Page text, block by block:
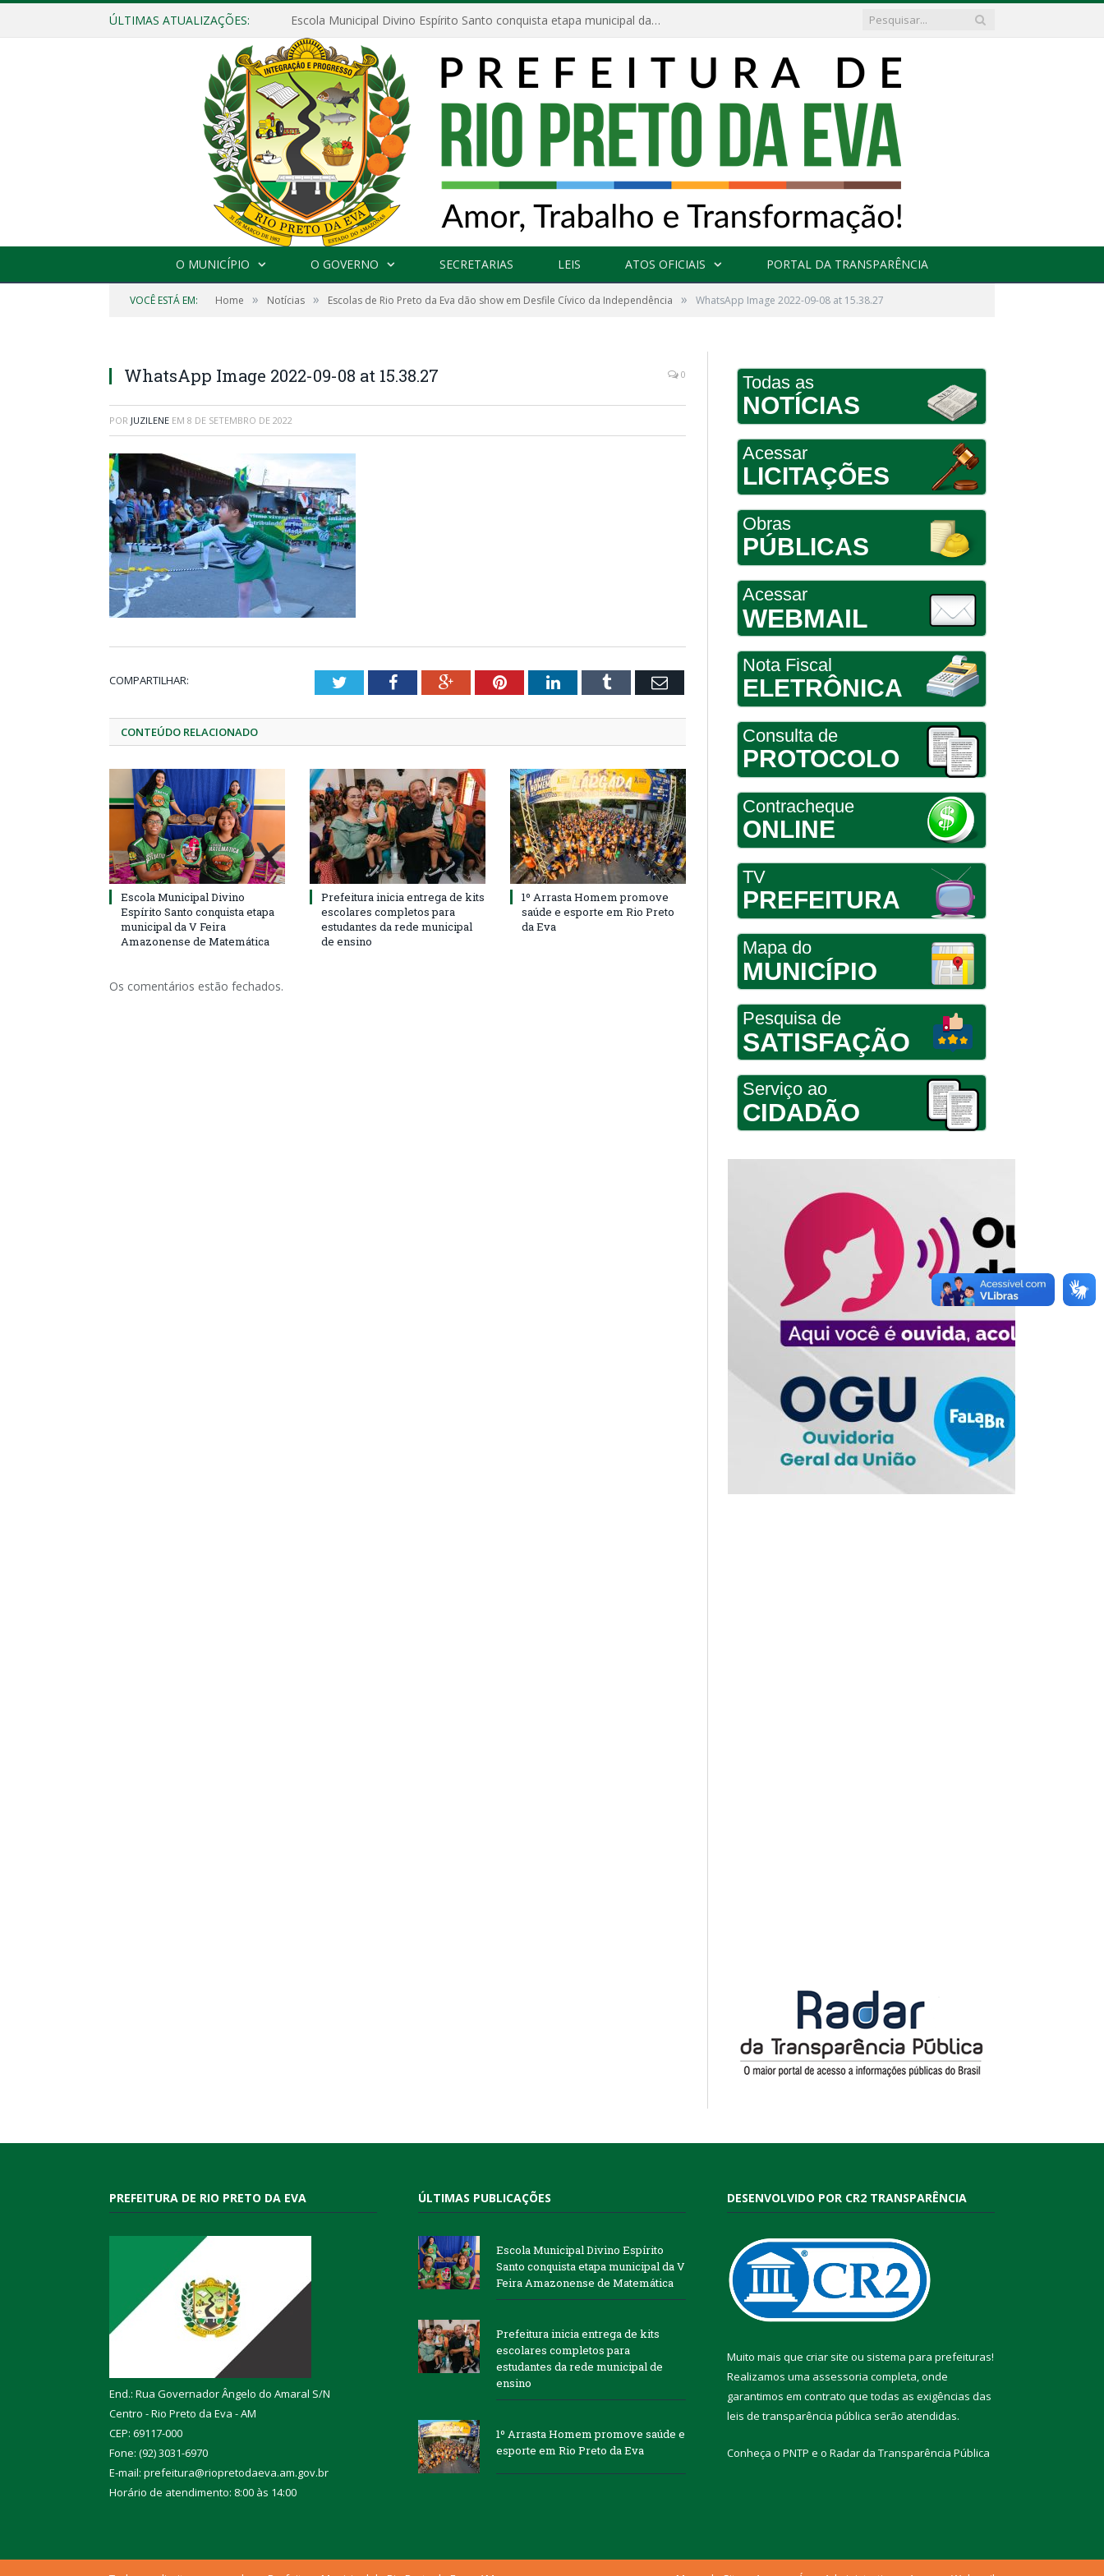
ÚLTIMAS ATUALIZAÇÕES: Escola Municipal Divino Espírito Santo conquista etapa municipal da V Feira Amazonense de Matemática
O MUNICÍPIO O GOVERNO SECRETARIAS LEIS ATOS OFICIAIS PORTAL DA TRANSPARÊNCIA
VOCÊ ESTÁ EM: Home » Notícias » Escolas de Rio Preto da Eva dão show em Desfile Cívico da Independência » WhatsApp Image 2022-09-08 at 15.38.27
WhatsApp Image 2022-09-08 at 15.38.27 0
POR JUZILENE EM 8 DE SETEMBRO DE 2022
COMPARTILHAR: TwitterFacebookGoogle+PinterestLinkedInTumblr Email
CONTEÚDO RELACIONADO
Escola Municipal Divino
Espírito Santo conquista etapa
municipal da V Feira
Amazonense de Matemática
Prefeitura inicia entrega de kits
escolares completos para
estudantes da rede municipal
de ensino
1º Arrasta Homem promove
saúde e esporte em Rio Preto
da Eva
Os comentários estão fechados.
Todas as
NOTÍCIAS
Acessar
LICITAÇÕES
Obras
PÚBLICAS
Acessar
WEBMAIL
Nota Fiscal
ELETRÔNICA
Consulta de
PROTOCOLO
Contracheque
ONLINE
TV
PREFEITURA
Mapa do
MUNICÍPIO
Pesquisa de
SATISFAÇÃO
Serviço ao
CIDADÃO
PREFEITURA DE RIO PRETO DA EVA
End.: Rua Governador Ângelo do Amaral S/N
Centro - Rio Preto da Eva - AM
CEP: 69117-000
Fone: (92) 3031-6970
E-mail: prefeitura@riopretodaeva.am.gov.br
Horário de atendimento: 8:00 às 14:00
ÚLTIMAS PUBLICAÇÕES
Escola Municipal Divino Espírito
Santo conquista etapa municipal da V
Feira Amazonense de Matemática
Prefeitura inicia entrega de kits
escolares completos para
estudantes da rede municipal de
ensino
1º Arrasta Homem promove saúde e
esporte em Rio Preto da Eva
DESENVOLVIDO POR CR2 TRANSPARÊNCIA
Muito mais que criar site ou sistema para prefeituras!
Realizamos uma assessoria completa, onde
garantimos em contrato que todas as exigências das
leis de transparência pública serão atendidas.
Conheça o PNTP e o Radar da Transparência Pública